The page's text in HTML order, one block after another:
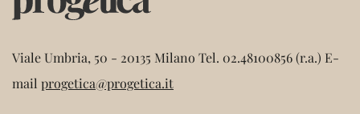
Viale Umbria, 50 - 20135 Milano Tel. 02.48100856 (r.a.) E-
mail progetica@progetica.it